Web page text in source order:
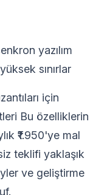
yazılım
sınırlar
için
Bu özelliklerin
₹1.950'ye mal
teklifi yaklaşık
ve geliştirme